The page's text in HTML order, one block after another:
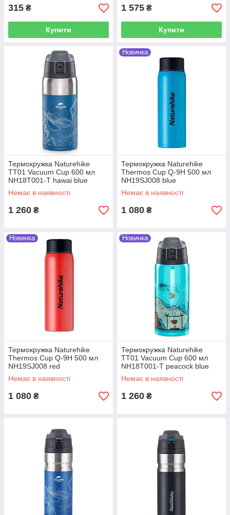
315 ₴
Купити
1 575 ₴
Купити
Термокружка Naturehike
TT01 Vacuum Cup 600 мл
NH18T001-T hawai blue
Немає в наявності
1 260 ₴
Новинка
Термокружка Naturehike
Thermos Cup Q-9H 500 мл
NH19SJ008 blue
Немає в наявності
1 080 ₴
Новинка
Термокружка Naturehike
Thermos Cup Q-9H 500 мл
NH19SJ008 red
Немає в наявності
1 080 ₴
Новинка
Термокружка Naturehike
TT01 Vacuum Cup 600 мл
NH18T001-T peacock blue
Немає в наявності
1 260 ₴